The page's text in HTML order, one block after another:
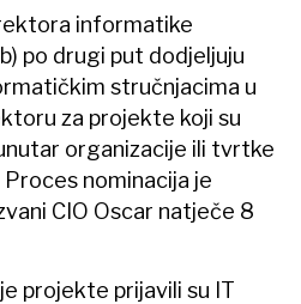
informatike
po drugi put dodjeljuju
stručnjacima u
za projekte koji su
organizacije ili tvrtke
nominacija je
CIO Oscar natječe 8
projekte prijavili su IT